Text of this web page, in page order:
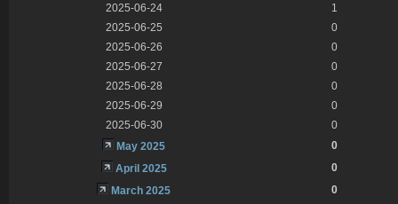
2025-06-24
1
2025-06-25
0
2025-06-26
0
2025-06-27
0
2025-06-28
0
2025-06-29
0
2025-06-30
0
May 2025
0
April 2025
0
March 2025
0